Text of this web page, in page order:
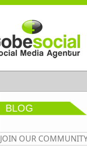
BLOG
JOIN OUR